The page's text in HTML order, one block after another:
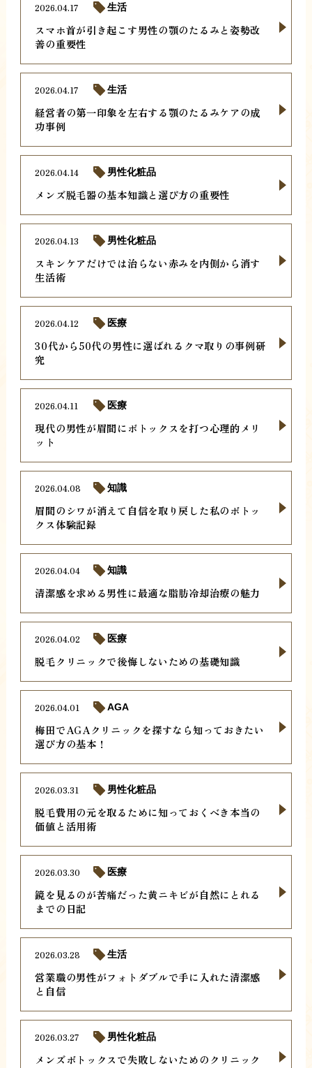
スマホ首が引き起こす男性の顎のたるみと姿勢改
善の重要性
2026.04.17 生活
経営者の第一印象を左右する顎のたるみケアの成
功事例
2026.04.17 生活
メンズ脱毛器の基本知識と選び方の重要性
2026.04.14 男性化粧品
スキンケアだけでは治らない赤みを内側から消す
生活術
2026.04.13 男性化粧品
30代から50代の男性に選ばれるクマ取りの事例研
究
2026.04.12 医療
現代の男性が眉間にボトックスを打つ心理的メリ
ット
2026.04.11 医療
眉間のシワが消えて自信を取り戻した私のボトッ
クス体験記録
2026.04.08 知識
清潔感を求める男性に最適な脂肪冷却治療の魅力
2026.04.04 知識
脱毛クリニックで後悔しないための基礎知識
2026.04.02 医療
梅田でAGAクリニックを探すなら知っておきたい
選び方の基本！
2026.04.01 AGA
脱毛費用の元を取るために知っておくべき本当の
価値と活用術
2026.03.31 男性化粧品
鏡を見るのが苦痛だった黄ニキビが自然にとれる
までの日記
2026.03.30 医療
営業職の男性がフォトダブルで手に入れた清潔感
と自信
2026.03.28 生活
メンズボトックスで失敗しないためのクリニック
2026.03.27 男性化粧品